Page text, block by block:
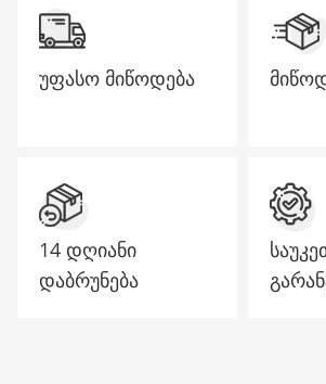
უფასო მიწოდება
14 დღიანი
დაბრუნება